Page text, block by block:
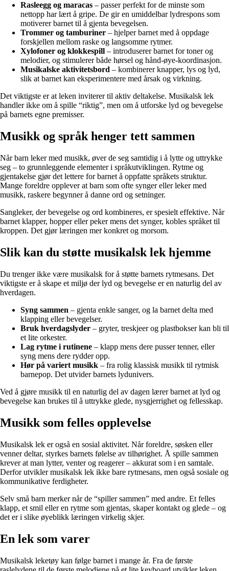
Rasleegg og maracas – passer perfekt for de minste som
nettopp har lært å gripe. De gir en umiddelbar lydrespons som
motiverer barnet til å gjenta bevegelsen.
Trommer og tamburiner – hjelper barnet med å oppdage
forskjellen mellom raske og langsomme rytmer.
Xylofoner og klokkespill – introduserer barnet for toner og
melodier, og stimulerer både hørsel og hånd-øye-koordinasjon.
Musikalske aktivitetsbord – kombinerer knapper, lys og lyd,
slik at barnet kan eksperimentere med årsak og virkning.
Det viktigste er at leken inviterer til aktiv deltakelse. Musikalsk lek
handler ikke om å spille “riktig”, men om å utforske lyd og bevegelse
på barnets egne premisser.
Musikk og språk henger tett sammen
Når barn leker med musikk, øver de seg samtidig i å lytte og uttrykke
seg – to grunnleggende elementer i språkutviklingen. Rytme og
gjentakelse gjør det lettere for barnet å oppfatte språkets struktur.
Mange foreldre opplever at barn som ofte synger eller leker med
musikk, raskere begynner å danne ord og setninger.
Sangleker, der bevegelse og ord kombineres, er spesielt effektive. Når
barnet klapper, hopper eller peker mens det synger, kobles språket til
kroppen. Det gjør læringen mer konkret og morsom.
Slik kan du støtte musikalsk lek hjemme
Du trenger ikke være musikalsk for å støtte barnets rytmesans. Det
viktigste er å skape et miljø der lyd og bevegelse er en naturlig del av
hverdagen.
Syng sammen – gjenta enkle sanger, og la barnet delta med
klapping eller bevegelser.
Bruk hverdagslyder – gryter, treskjeer og plastbokser kan bli til
et lite orkester.
Lag rytme i rutinene – klapp mens dere pusser tenner, eller
syng mens dere rydder opp.
Hør på variert musikk – fra rolig klassisk musikk til rytmisk
barnepop. Det utvider barnets lydunivers.
Ved å gjøre musikk til en naturlig del av dagen lærer barnet at lyd og
bevegelse kan brukes til å uttrykke glede, nysgjerrighet og fellesskap.
Musikk som felles opplevelse
Musikalsk lek er også en sosial aktivitet. Når foreldre, søsken eller
venner deltar, styrkes barnets følelse av tilhørighet. Å spille sammen
krever at man lytter, venter og reagerer – akkurat som i en samtale.
Derfor utvikler musikalsk lek ikke bare rytmesans, men også sosiale og
kommunikative ferdigheter.
Selv små barn merker når de “spiller sammen” med andre. Et felles
klapp, et smil eller en rytme som gjentas, skaper kontakt og glede – og
det er i slike øyeblikk læringen virkelig skjer.
En lek som varer
Musikalsk leketøy kan følge barnet i mange år. Fra de første